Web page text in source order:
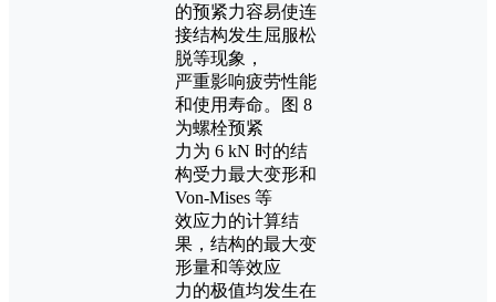
的预紧力容易使连
接结构发生屈服松
脱等现象，
严重影响疲劳性能
和使用寿命。图 8
为螺栓预紧
力为 6 kN 时的结
构受力最大变形和
Von-Mises 等
效应力的计算结
果，结构的最大变
形量和等效应
力的极值均发生在